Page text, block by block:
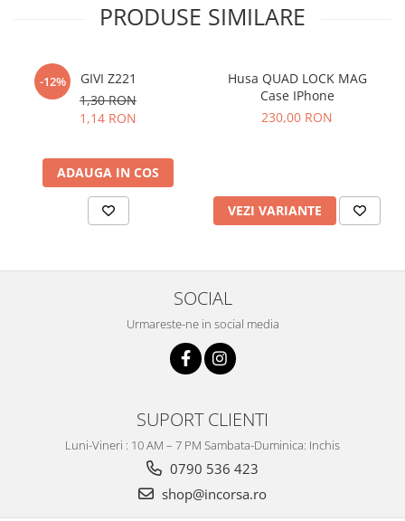
PRODUSE SIMILARE
-12%
GIVI Z221
1,30 RON
1,14 RON
ADAUGA IN COS
Husa QUAD LOCK MAG
Case IPhone
230,00 RON
VEZI VARIANTE
SOCIAL
Urmareste-ne in social media
SUPORT CLIENTI
Luni-Vineri : 10 AM – 7 PM Sambata-Duminica: Inchis
0790 536 423
shop@incorsa.ro